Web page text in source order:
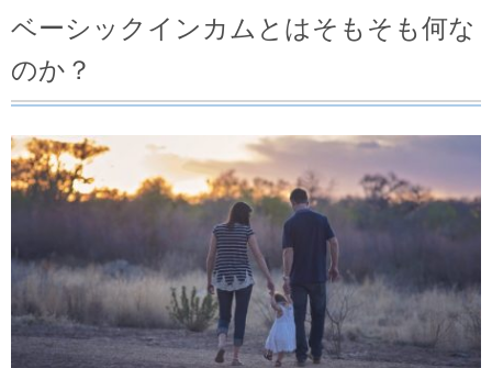
実際にベーシックインカム導入国はあるのか
スイスでは国民投票でベーシックインカム導入
が否決
特例でシンガポールでは年度予算のあまりを支
給
日本でもベーシックインカムは一部導入済み？
ベーシックインカムはデメリットも多い？
ベーシックインカムとはそもそも何な
のか？